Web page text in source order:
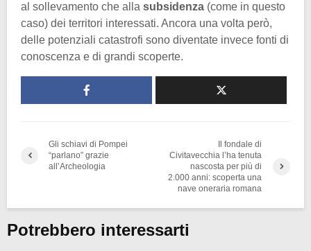
al sollevamento che alla subsidenza (come in questo
caso) dei territori interessati. Ancora una volta però,
delle potenziali catastrofi sono diventate invece fonti di
conoscenza e di grandi scoperte.
Gli schiavi di Pompei
“parlano” grazie
all’Archeologia
Il fondale di
Civitavecchia l’ha tenuta
nascosta per più di
2.000 anni: scoperta una
nave oneraria romana
Potrebbero interessarti